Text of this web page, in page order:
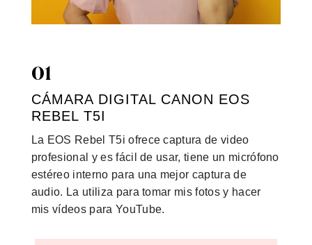
01
CÁMARA DIGITAL CANON EOS
REBEL T5I
La EOS Rebel T5i ofrece captura de video
profesional y es fácil de usar, tiene un micrófono
estéreo interno para una mejor captura de
audio. La utiliza para tomar mis fotos y hacer
mis vídeos para YouTube.